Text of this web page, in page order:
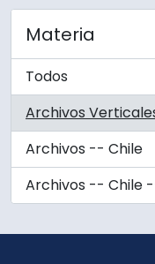
Materia
Todos
Archivos
, 1 resultados
Archivos -- Chile
, 1 resultados
Archivos -- Chile
, 1 resultados